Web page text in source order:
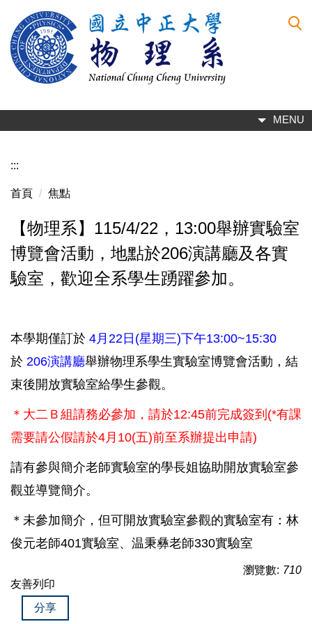
到
主
要
區
MENU
:::
首頁 焦點
【物理系】115/4/22，13:00舉辦實驗室
博覽會活動，地點於206演講廳及各實
驗室，歡迎全系學生踴躍參加。
本學期僅訂於 4月22日(星期三)下午13:00~15:30
於 206演講廳舉辦物理系學生實驗室博覽會活動，結
束後開放實驗室給學生參觀。
＊大二Ｂ組請務必參加，請於12:45前完成簽到(*有課
需要請公假請於4月10(五)前至系辦提出申請)
請有參與簡介老師實驗室的學長姐協助開放實驗室參
觀並導覽簡介。
＊未參加簡介，但可開放實驗室參觀的實驗室有：林
俊元老師401實驗室、温秉彝老師330實驗室
瀏覽數: 710
友善列印
分享